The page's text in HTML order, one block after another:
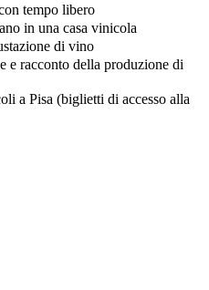
tempo libero
in una casa vinicola
di vino
e racconto della produzione di
a Pisa (biglietti di accesso alla